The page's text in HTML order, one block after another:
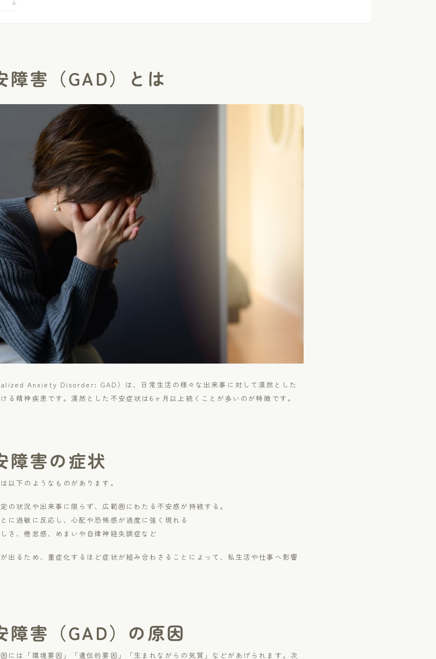
障害（GAD）とは
Anxiety Disorder: GAD）は、日常生活の様々な出来事に対して漠然とした
る精神疾患です。漠然とした不安症状は6ヶ月以上続くことが多いのが特徴です。
障害の症状
以下のようなものがあります。
の状況や出来事に限らず、広範囲にわたる不安感が持続する。
に過敏に反応し、心配や恐怖感が過度に強く現れる
さ、倦怠感、めまいや自律神経失調症など
出るため、重症化するほど症状が組み合わさることによって、私生活や仕事へ影響
障害（GAD）の原因
には「環境要因」「遺伝的要因」「生まれながらの気質」などがあげられます。次